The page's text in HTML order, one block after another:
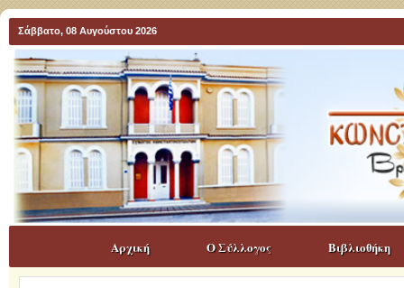
Σάββατο, 08 Αυγούστου 2026
Αρχική Ο Σύλλογος Βιβλιοθήκη